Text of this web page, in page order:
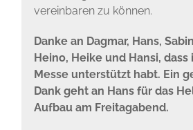
vereinbaren zu können.
Danke an Dagmar, Hans,
Heino, Heike und Hansi,
Messe unterstützt habt. Ein
Dank geht an Hans für das
Aufbau am Freitagabend.